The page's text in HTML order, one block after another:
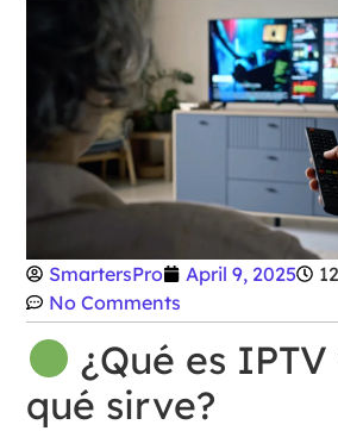
SmartersPro April 9, 2025
No Comments
¿Qué es
qué sirve?